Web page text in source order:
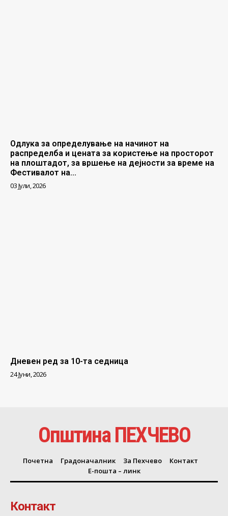
Одлука за определување на начинот на
распределба и цената за користење на просторот
на плоштадот, за вршење на дејности за време на
Фестивалот на...
03 Јули, 2026
Дневен ред за 10-та седница
24 Јуни, 2026
Општина ПЕХЧЕВО
Почетна Градоначалник За Пехчево
Контакт
Е-пошта – линк
Контакт